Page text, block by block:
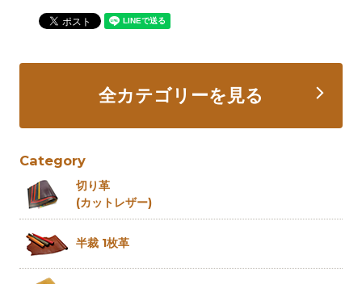
全カテゴリーを見る
Category
切り革
(カットレザー)
半裁 1枚革